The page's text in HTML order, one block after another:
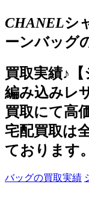
CHANELシ
ーンバッグ
買取実績♪
編み込みレ
買取にて高
宅配買取は
ております。
バッグの買取実績